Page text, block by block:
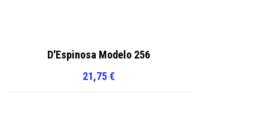
D'Espinosa Modelo 256
21,75€